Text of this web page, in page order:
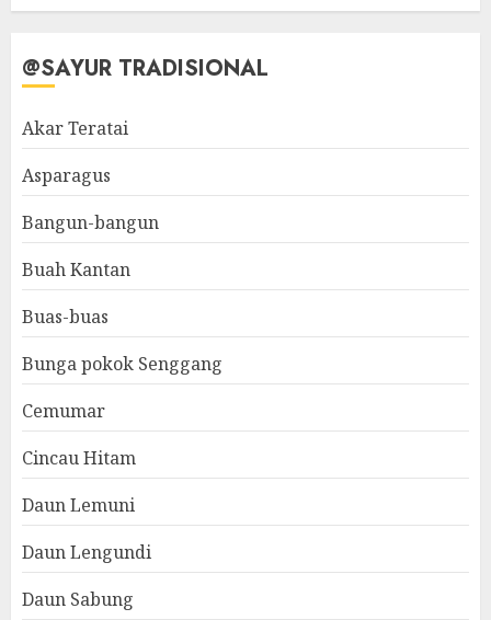
@SAYUR TRADISIONAL
Akar Teratai
Asparagus
Bangun-bangun
Buah Kantan
Buas-buas
Bunga pokok Senggang
Cemumar
Cincau Hitam
Daun Lemuni
Daun Lengundi
Daun Sabung